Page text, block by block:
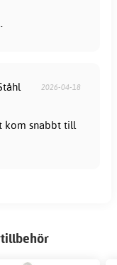
2026-04-18
kom snabbt till